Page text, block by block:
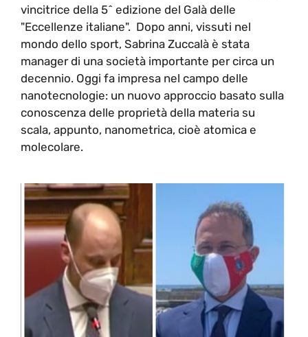
vincitrice della 5^ edizione del Galà delle
"Eccellenze italiane". Dopo anni, vissuti nel
mondo dello sport, Sabrina Zuccalà è stata
manager di una società importante per circa un
decennio. Oggi fa impresa nel campo delle
nanotecnologie: un nuovo approccio basato sulla
conoscenza delle proprietà della materia su
scala, appunto, nanometrica, cioè atomica e
molecolare.